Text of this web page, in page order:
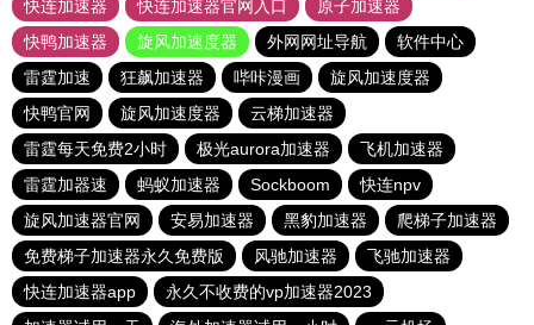
快连加速器
快连加速器官网入口
原子加速器
快鸭加速器
旋风加速度器 外网网址导航
软件中心
雷霆加速
狂飙加速器 哔咔漫画
旋风加速度器
快鸭官网
旋风加速度器
云梯加速器
雷霆每天免费2小时
极光aurora加速器
飞机加速器
雷霆加器速
蚂蚁加速器 Sockboom
快连npv
旋风加速器官网
安易加速器 黑豹加速器
爬梯子加速器
免费梯子加速器永久免费版
风驰加速器
飞驰加速器
快连加速器app
永久不收费的vp加速器2023